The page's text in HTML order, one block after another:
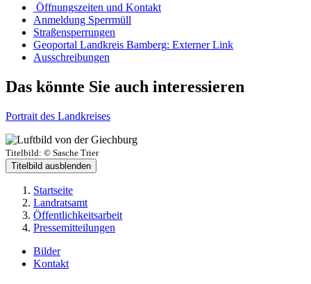
Öffnungszeiten und Kontakt
Anmeldung Sperrmüll
Straßensperrungen
Geoportal Landkreis Bamberg: Externer Link
Ausschreibungen
Das könnte Sie auch interessieren
Portrait des Landkreises
Titelbild: © Sasche Trier
Titelbild ausblenden
Startseite
Landratsamt
Öffentlichkeitsarbeit
Pressemitteilungen
Bilder
Kontakt